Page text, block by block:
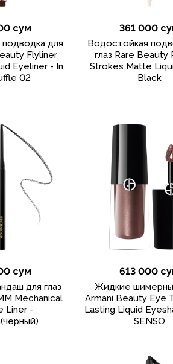
сум
для
Flyliner
Eyeliner - In
02
361 000
Водостойкая
глаз Rare
Strokes Matte
Black
сум
для глаз
Mechanical
Liner -
613 000
Жидкие
Armani Beauty Eye
Lasting Liquid
SENSO